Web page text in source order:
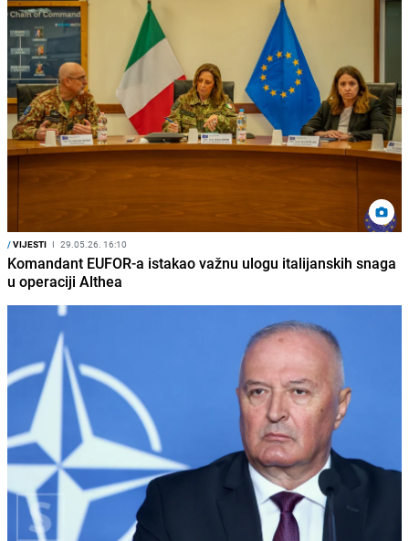
/VIJESTI I 29.05.26. 16:10
Komandant EUFOR-a istakao važnu ulogu italijanskih snaga
u operaciji Althea